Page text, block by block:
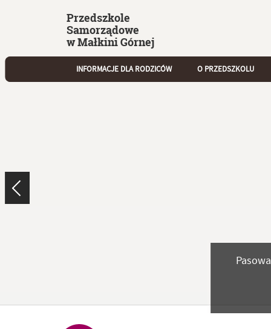
Przedszkole
Samorządowe
w Małkini Górnej
INFORMACJE DLA RODZICÓW O PRZEDSZKOLU